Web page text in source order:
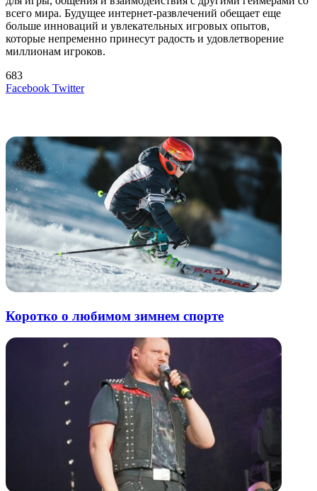
всего мира. Будущее интернет-развлечений обещает еще
больше инноваций и увлекательных игровых опытов,
которые непременно принесут радость и удовлетворение
миллионам игроков.
683
Facebook TwitterLinkedIn
Tumblr
Reddit
Вконтакте
Одноклассники
Skype
Messenger
Messenger
WhatsApp
Telegram
Viber
Line
Поделиться
Печатать
Коротко о любимом зимнем спорте